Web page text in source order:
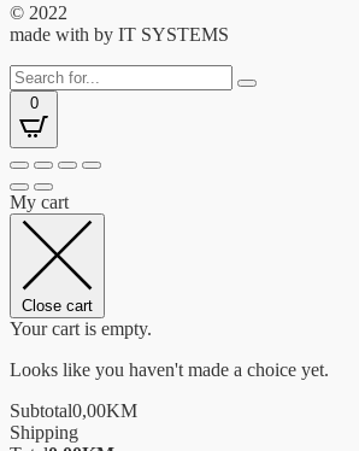
© 2022
made with by IT SYSTEMS
0
My cart
Close cart
Your cart is empty.
Looks like you haven't made a choice yet.
Subtotal0,00KM
Shipping